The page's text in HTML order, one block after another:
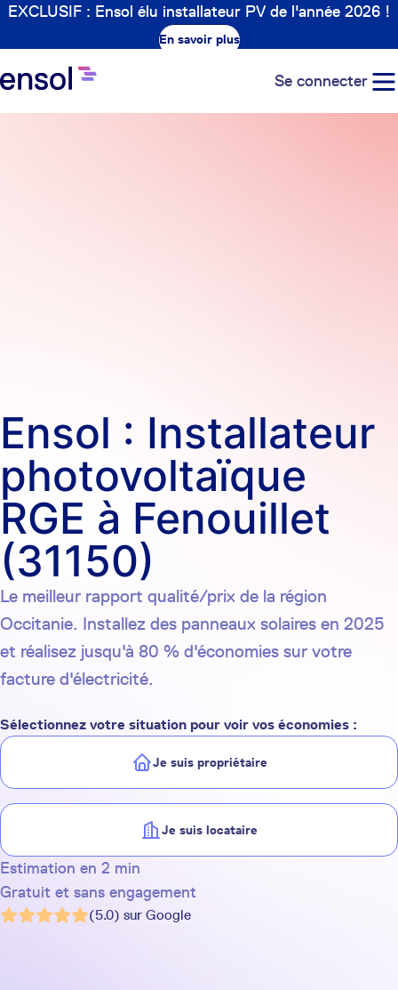
EXCLUSIF : Ensol élu installateur PV de l'année 2026 !
En savoir plus
Se connecter
Ensol : Installateur
photovoltaïque
RGE à Fenouillet
(31150)
Le meilleur rapport qualité/prix de la région
Occitanie. Installez des panneaux solaires en 2025
et réalisez jusqu'à 80 % d'économies sur votre
facture d'électricité.
Sélectionnez votre situation pour voir vos économies :
Je suis propriétaire
Je suis locataire
Estimation en 2 min
Gratuit et sans engagement
(5.0) sur Google